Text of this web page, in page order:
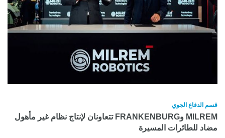
قسم الدفاع الجوي
MILREM وFRANKENBURG تتعاونان لإنتاج نظام غير مأهول
مضاد للطائرات المسيرة